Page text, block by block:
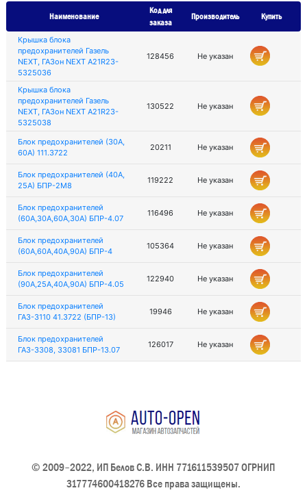
Наименование
Код для
заказа
Производитель Купить
Крышка блока
предохранителей Газель
NEXT, ГАЗон NEXT А21R23-
5325036
128456 Не указан
Крышка блока
предохранителей Газель
NEXT, ГАЗон NEXT A21R23-
5325038
130522 Не указан
Блок предохранителей (30А,
60А) 111.3722
20211 Не указан
Блок предохранителей (40А,
25А) БПР-2М8
119222 Не указан
Блок предохранителей
(60А,30А,60А,30А) БПР-4.07
116496 Не указан
Блок предохранителей
(60А,60А,40А,90А) БПР-4
105364 Не указан
Блок предохранителей
(90А,25А,40А,90А) БПР-4.05
122940 Не указан
Блок предохранителей
ГАЗ-3110 41.3722 (БПР-13)
19946 Не указан
Блок предохранителей
ГАЗ-3308, 33081 БПР-13.07
126017 Не указан
© 2009–2022, ИП Белов С.В. ИНН 771611539507 ОГРНИП
317774600418276 Все права защищены.